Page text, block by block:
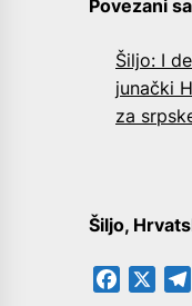
Povezani
Šiljo: I
junački
za
Šiljo,
Facebook